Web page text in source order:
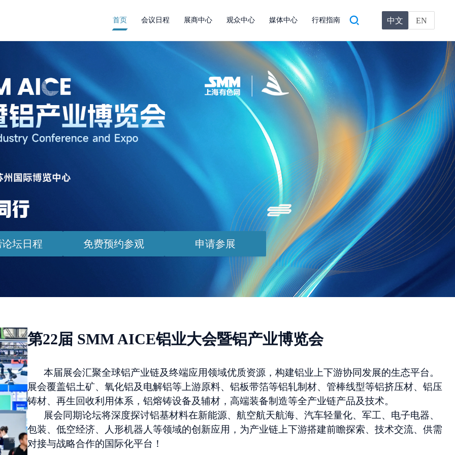
首页 会议日程 展商中心 观众中心 媒体中心 行程指南 中文 EN
首页
坛日程 免费预约参观 申请参展
第22届 SMM AICE铝业大会暨铝产业博览会
本届展会汇聚全球铝产业链及终端应用领域优质资源，构建铝业上下游协同发展的生态平台。
展会覆盖铝土矿、氧化铝及电解铝等上游原料、铝板带箔等铝轧制材、管棒线型等铝挤压材、铝压
铸材、再生回收利用体系，铝熔铸设备及辅材，高端装备制造等全产业链产品及技术。
展会同期论坛将深度探讨铝基材料在新能源、航空航天航海、汽车轻量化、军工、电子电器、
包装、低空经济、人形机器人等领域的创新应用，为产业链上下游搭建前瞻探索、 技术交流、供需
对接与战略合作的国际化平台 ！